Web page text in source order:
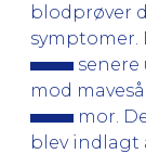
blodprøver
symptomer.
senere
mod
mor.
blev indlagt